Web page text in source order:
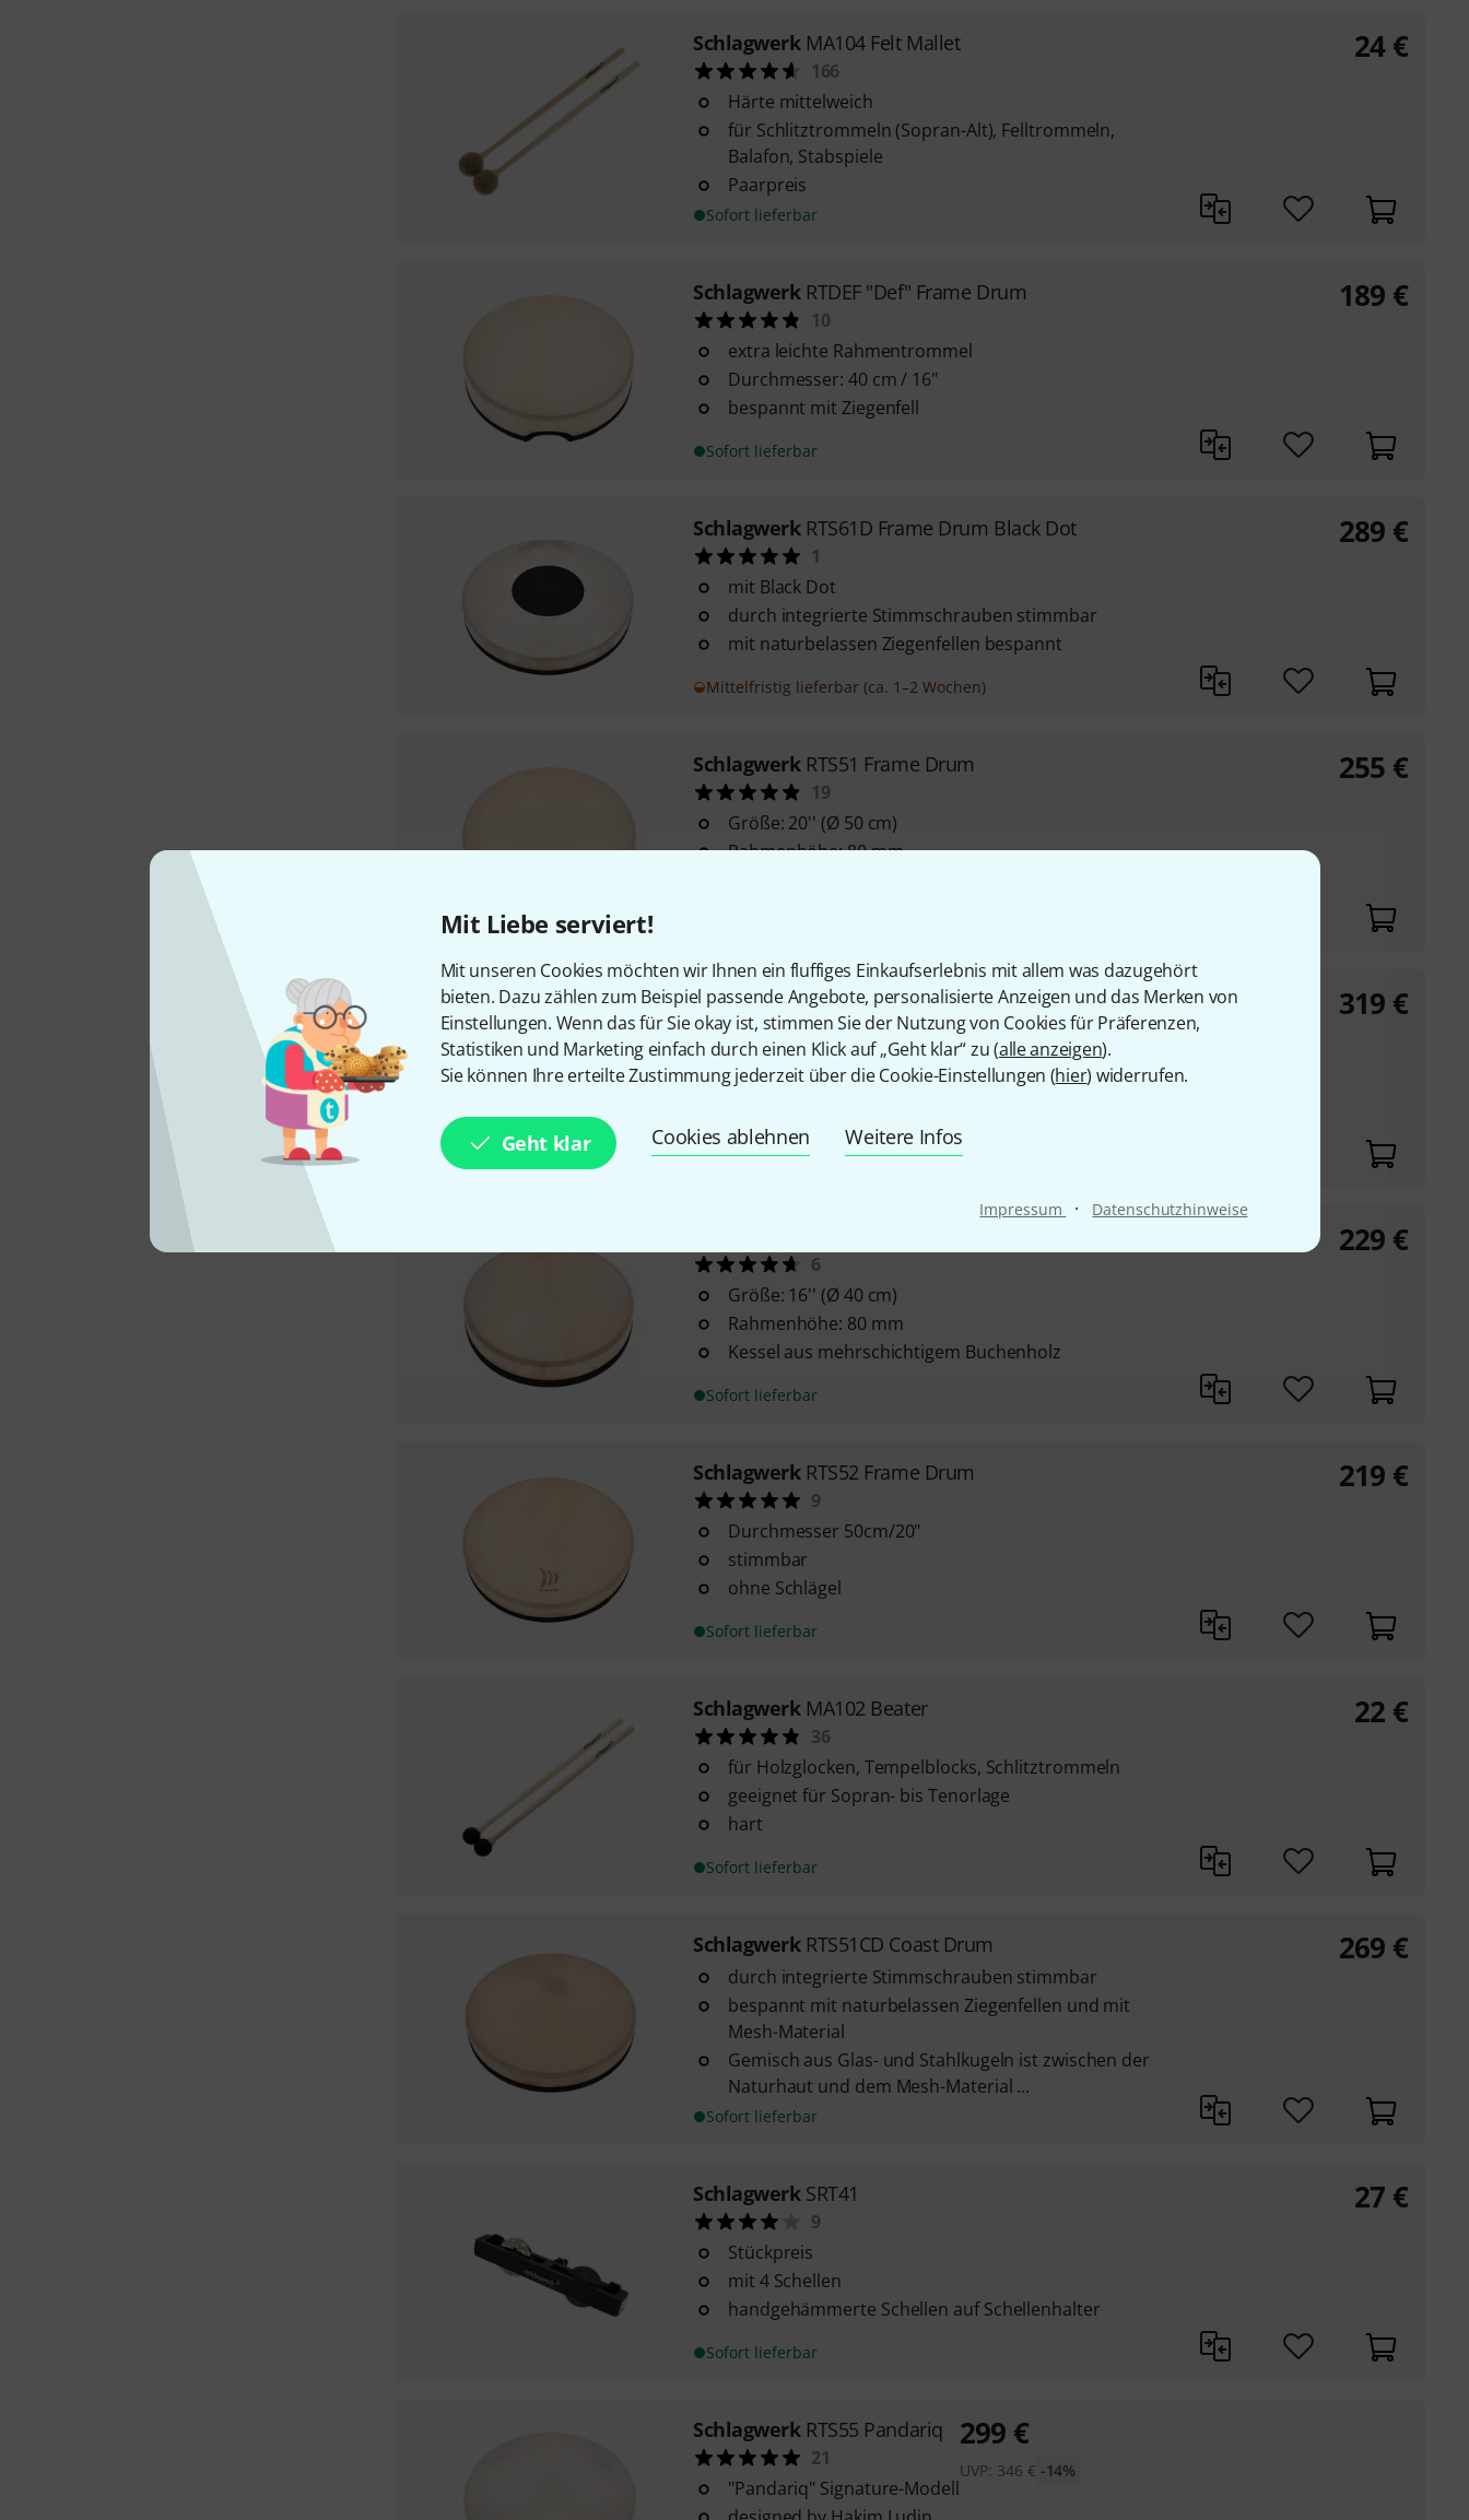
Mit Liebe serviert!
Mit unseren Cookies möchten wir Ihnen ein fluffiges Einkaufserlebnis mit allem was dazugehört
bieten. Dazu zählen zum Beispiel passende Angebote, personalisierte Anzeigen und das Merken von
Einstellungen. Wenn das für Sie okay ist, stimmen Sie der Nutzung von Cookies für Präferenzen,
Statistiken und Marketing einfach durch einen Klick auf „Geht klar“ zu (alle anzeigen).
Sie können Ihre erteilte Zustimmung jederzeit über die Cookie-Einstellungen (hier) widerrufen.
Geht klar Cookies ablehnen Weitere Infos
Impressum · Datenschutzhinweise
Schlagwerk MA104 Felt Mallet
166
Härte mittelweich
für Schlitztrommeln (Sopran-Alt), Felltrommeln,
Balafon, Stabspiele
Paarpreis
Sofort lieferbar
24 €
Schlagwerk RTDEF "Def" Frame Drum
10
extra leichte Rahmentrommel
Durchmesser: 40 cm / 16"
bespannt mit Ziegenfell
Sofort lieferbar
189 €
Schlagwerk RTS61D Frame Drum Black Dot
1
mit Black Dot
durch integrierte Stimmschrauben stimmbar
mit naturbelassen Ziegenfellen bespannt
Mittelfristig lieferbar (ca. 1–2 Wochen)
289 €
Schlagwerk RTS51 Frame Drum
19
Größe: 20'' (Ø 50 cm)
Rahmenhöhe: 80 mm
255 €
SchlagwerkRTS25SK Chiadero
Durchmesser: 25 cm / 10"
Rahmenhöhe: 62 mm
durch integrierte Stimmschrauben stimmbar
Sofort lieferbar
319 €
6
Größe: 16'' (Ø 40 cm)
Rahmenhöhe: 80 mm
Kessel aus mehrschichtigem Buchenholz
Sofort lieferbar
229 €
Schlagwerk RTS52 Frame Drum
9
Durchmesser 50cm/20"
stimmbar
ohne Schlägel
Sofort lieferbar
219 €
Schlagwerk MA102 Beater
36
für Holzglocken, Tempelblocks, Schlitztrommeln
geeignet für Sopran- bis Tenorlage
hart
Sofort lieferbar
22 €
Schlagwerk RTS51CD Coast Drum
durch integrierte Stimmschrauben stimmbar
bespannt mit naturbelassen Ziegenfellen und mit
Mesh-Material
Gemisch aus Glas- und Stahlkugeln ist zwischen der
Naturhaut und dem Mesh-Material ...
Sofort lieferbar
269 €
Schlagwerk SRT41
9
Stückpreis
mit 4 Schellen
handgehämmerte Schellen auf Schellenhalter
Sofort lieferbar
27 €
Schlagwerk RTS55 Pandariq
21
"Pandariq" Signature-Modell
299 €
UVP: 346 € -14%